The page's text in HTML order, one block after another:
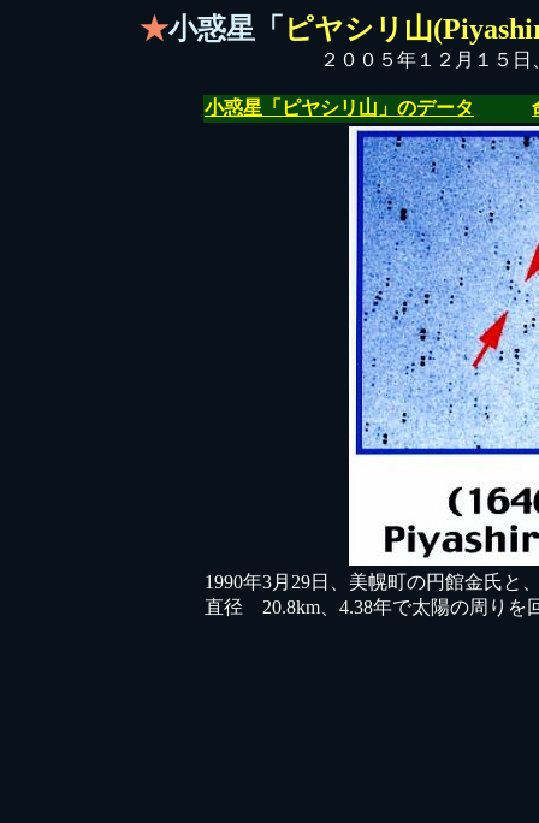
★小惑星「 ピヤシリ山
２００５年１２月１５
小惑星「ピヤシリ山」のデータ
1990年3月29日、美幌町の円館金氏と
直径 20.8km、4.38年で太陽の周りを